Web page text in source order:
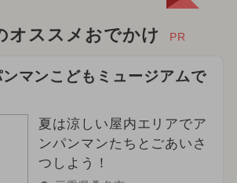
オススメおでかけ PR
マンこどもミュージアムで
夏は涼しい屋内エリアでア
ンパンマンたちとごあいさ
つしよう！